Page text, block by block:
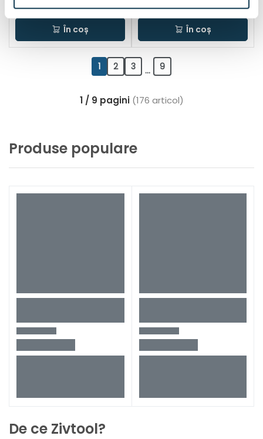
3 Lei
În coș
2 Lei
În coș
1 2 3 ... 9
1 / 9 pagini(176 articol)
Produse populare
De ce Zivtool?